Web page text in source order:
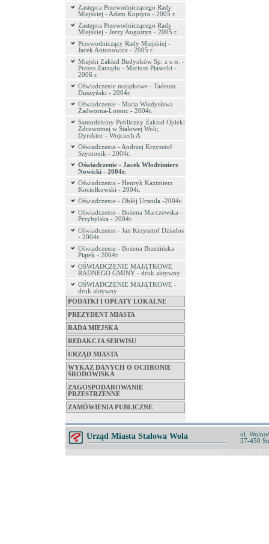
Zastępca Przewodniczącego Rady
Miejskiej - Adam Koptyra - 2005 r.
Zastępca Przewodniczącego Rady
Miejskiej - Jerzy Augustyn - 2005 r.
Przewodniczący Rady Miejskiej -
Jacek Antonowicz - 2005 r.
Miejski Zakład Budynków Sp. z o.o. -
Prezes Zarządu - Mariusz Piasecki -
2006 r.
Oświadczenie majątkowe - Tadeusz
Duszyński - 2004r.
Oświadczenie - Maria Władysława
Zadworna-Lorenc - 2004r.
Samodzielny Publiczny Zakład Opieki
Zdrowotnej w Stalowej Woli;
Dyrektor - Wojciech A
Oświadczenie - Andrzej Krzysztof
Szymonik - 2004r.
Oświadczenie - Jacek Włodzimierz
Nowicki - 2004r.
Oświadczenia - Henryk Kazimierz
Kociołkowski - 2004r.
Oświadczenie - Obłój Urszula -2004r.
Oświadczenie - Bożena Marczewska -
Przybylska - 2004r.
Oświadczenie - Jan Krzysztof Dziados
- 2004r.
Oświadczenie - Bożena Brzeźińska
Piątek - 2004r
OŚWIADCZENIE MAJĄTKOWE
RADNEGO GMINY - druk aktywny
OŚWIADCZENIE MAJĄTKOWE -
druk aktywny
PODATKI I OPŁATY LOKALNE
PREZYDENT MIASTA
RADA MIEJSKA
REDAKCJA SERWISU
URZĄD MIASTA
WYKAZ DANYCH O OCHRONIE
ŚRODOWISKA
ZAGOSPODAROWANIE
PRZESTRZENNE
ZAMÓWIENIA PUBLICZNE
Urząd Miasta Stalowa Wola
ul.
37-450